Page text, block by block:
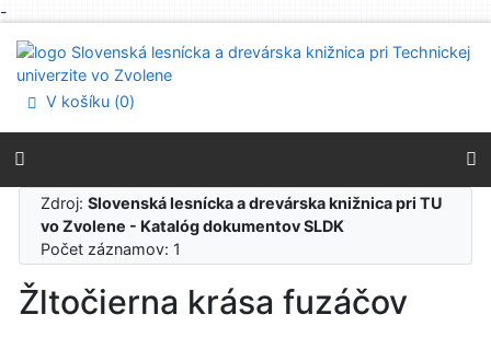
-
Prejsť na menu
Prehlásenie o webovej prístupnosti
V košíku (0)
Zdroj:Slovenská lesnícka a drevárska knižnica pri TU
vo Zvolene - Katalóg dokumentov SLDK
Počet záznamov: 1
Žltočierna krása fuzáčov